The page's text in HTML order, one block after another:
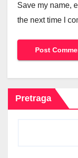
Save my name,
the next time I
Pretraga